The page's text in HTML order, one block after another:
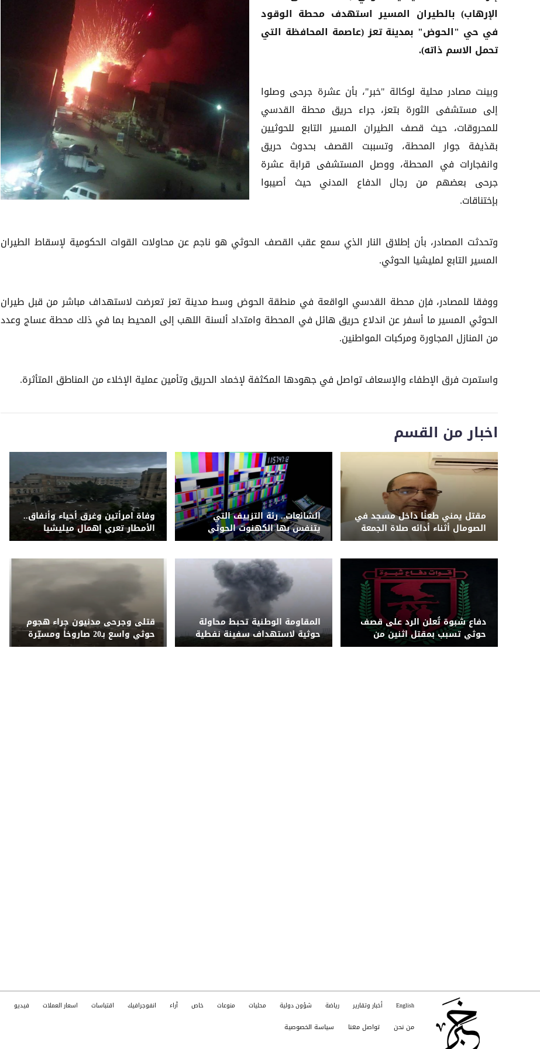
الإرهاب) بالطيران المسير استهدف محطة الوقود
في حي "الحوض" بمدينة تعز (عاصمة المحافظة التي
تحمل الاسم ذاته).
وبينت مصادر محلية لوكالة "خبر"، بأن عشرة جرحى وصلوا
إلى مستشفى الثورة بتعز، جراء حريق محطة القدسي
للمحروقات، حيث قصف الطيران المسير التابع للحوثيين
بقذيفة جوار المحطة، وتسببت القصف بحدوث حريق
وانفجارات في المحطة، ووصل المستشفى قرابة عشرة
جرحى بعضهم من رجال الدفاع المدني حيث أصيبوا
بإختناقات.
وتحدثت المصادر، بأن إطلاق النار الذي سمع عقب القصف الحوثي هو ناجم عن محاولات القوات الحكومية لإسقاط الطيران
المسير التابع لمليشيا الحوثي.
ووفقا للمصادر، فإن محطة القدسي الواقعة في منطقة الحوض وسط مدينة تعز تعرضت لاستهداف مباشر من قبل طيران
الحوثي المسير ما أسفر عن اندلاع حريق هائل في المحطة وامتداد ألسنة اللهب إلى المحيط بما في ذلك محطة عساج وعدد
من المنازل المجاورة ومركبات المواطنين.
واستمرت فرق الإطفاء والإسعاف تواصل في جهودها المكثفة لإخماد الحريق وتأمين عملية الإخلاء من المناطق المتأثرة.
اخبار من القسم
مقتل يمني طعنًا داخل مسجد في
الصومال أثناء أدائه صلاة الجمعة
الشائعات.. رئة التزييف التي
يتنفس بها الكهنوت الحوثي
وفاة امرأتين وغرق أحياء وأنفاق..
الأمطار تعري إهمال ميليشيا
الحوثي لشبكة التصريف بصنعاء
دفاع شبوة تُعلن الرد على قصف
حوثي تسبب بمقتل اثنين من
قواتها بجبهة حريب
المقاومة الوطنية تحبط محاولة
حوثية لاستهداف سفينة نفطية
بزورق مفخخ قبالة المخا
قتلى وجرحى مدنيون جراء هجوم
حوثي واسع بـ20 صاروخاً ومسيّرة
على مأرب وشبوة
English أخبار وتقارير رياضة شؤون دولية محليات منوعات خاص آراء انفوجرافيك اقتباسات اسعار العملات فيديو
من نحن تواصل معنا
سياسة الخصوصية